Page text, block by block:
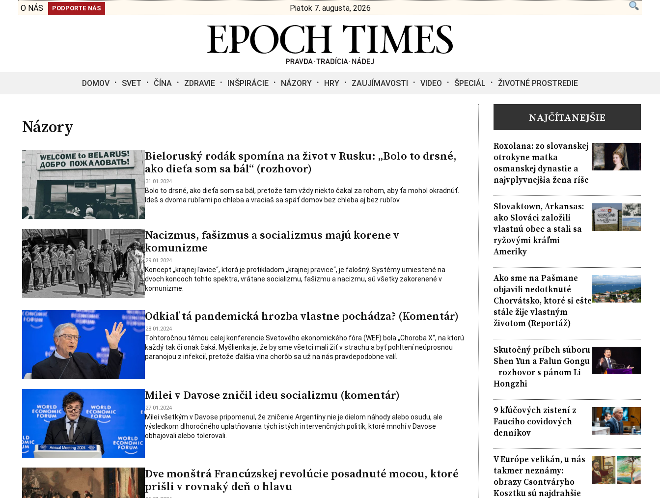
O NÁS PODPORTE NÁS Piatok 7. augusta, 2026
DOMOV SVET ČÍNA ZDRAVIE INŠPIRÁCIE NÁZORY HRY ZAUJÍMAVOSTI VIDEO ŠPECIÁL ŽIVOTNÉ PROSTREDIE
Názory
Bieloruský rodák spomína na život v Rusku: „Bolo to drsné,
ako dieťa som sa bál“ (rozhovor)
31.01.2024
Bolo to drsné, ako dieťa som sa bál, pretože tam vždy niekto čakal za rohom, aby ťa mohol okradnúť.
Ideš s dvoma rubľami po chleba a vraciaš sa späť domov bez chleba aj bez rubľov.
Nacizmus, fašizmus a socializmus majú korene v
komunizme
29.01.2024
Koncept „krajnej ľavice“, ktorá je protikladom „krajnej pravice“, je falošný. Systémy umiestené na
dvoch koncoch tohto spektra, vrátane socializmu, fašizmu a nacizmu, sú všetky zakorenené v
komunizme.
Odkiaľ tá pandemická hrozba vlastne pochádza? (Komentár)
28.01.2024
Tohtoročnou témou celej konferencie Svetového ekonomického fóra (WEF) bola „Choroba X“, na ktorú
každý tak či onak čaká. Myšlienka je, že by sme všetci mali žiť v strachu a byť pohltení neúprosnou
paranojou z infekcií, pretože ďalšia vlna chorôb sa už na nás pravdepodobne valí.
Milei v Davose zničil ideu socializmu (komentár)
27.01.2024
Milei všetkým v Davose pripomenul, že zničenie Argentíny nie je dielom náhody alebo osudu, ale
výsledkom dlhoročného uplatňovania tých istých intervenčných politík, ktoré mnohí v Davose
obhajovali alebo tolerovali.
Dve monštrá Francúzskej revolúcie posadnuté mocou, ktoré
prišli v rovnaký deň o hlavu
NAJČÍTANEJŠIE
Roxolana: zo slovanskej
otrokyne matka
osmanskej dynastie a
najvplyvnejšia žena ríše
Slovaktown, Arkansas:
ako Slováci založili
vlastnú obec a stali sa
ryžovými kráľmi
Ameriky
Ako sme na Pašmane
objavili nedotknuté
Chorvátsko, ktoré si ešte
stále žije vlastným
životom (Reportáž)
Skutočný príbeh súboru
Shen Yun a Falun Gongu
- rozhovor s pánom Li
Hongzhi
9 kľúčových zistení z
Fauciho covidových
denníkov
V Európe velikán, u nás
takmer neznámy:
obrazy Csontváryho
Kosztku sú najdrahšie